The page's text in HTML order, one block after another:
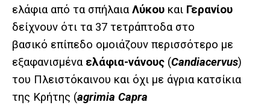
ελάφια από τα σπήλαιαΛύκου και Γερανίου
δείχνουν ότι τα 37 τετράπτοδα στο
βασικό επίπεδο ομοιάζουν περισσότερο με
εξαφανισμένα ελάφια-νάνους (Candiacervus)
του Πλειστόκαινου και όχι με άγρια ​​κατσίκια
της Κρήτης (agrimia Capra